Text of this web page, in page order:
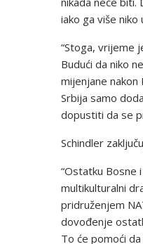
iako ga više
“Stoga, vrijeme
Budući da niko
mijenjane
Srbija samo
dopustiti da se
Schindler
“Ostatku Bosne
multikulturalni
pridruženjem
dovođenje
To će pomoći